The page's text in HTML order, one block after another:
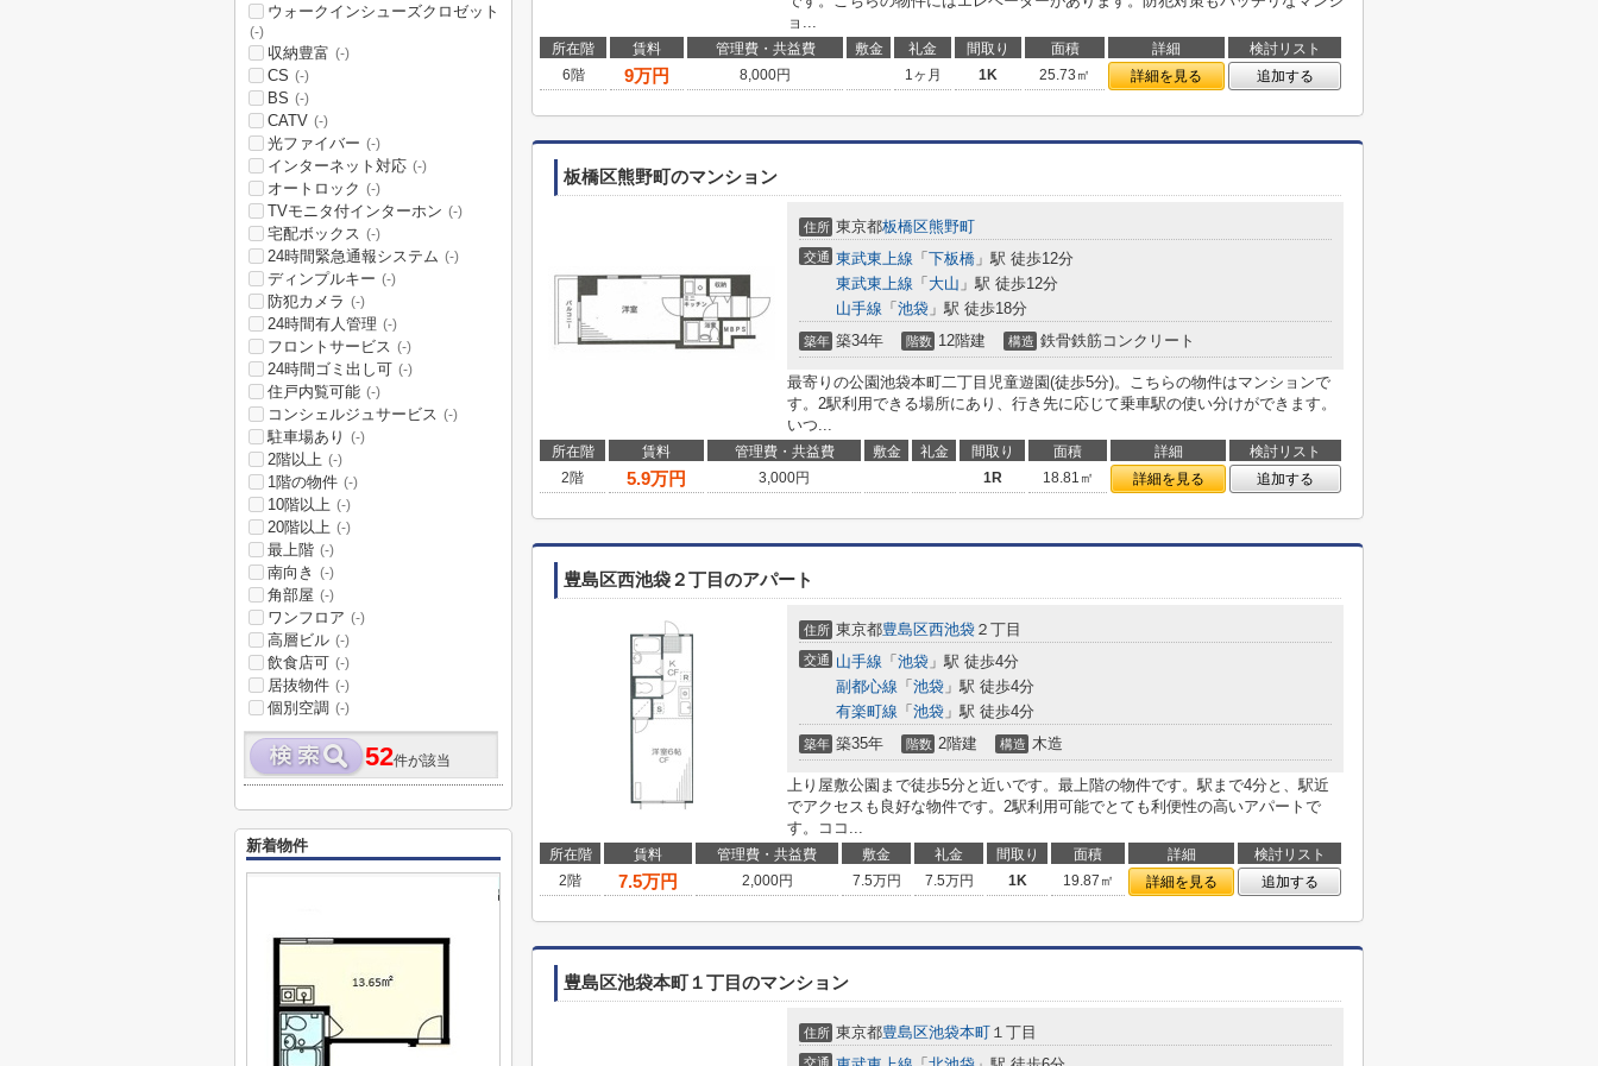
ョ...
所在階 賃料 管理費・共益費 敷金 礼金 間取り 面積 詳細
検討リスト
6階
9万円 8,000円 1ヶ月 1K 25.73㎡ 詳細を見る 追加する
板橋区熊野町のマンション
住所 東京都板橋区熊野町
交通 東武東上線 「 下板橋 」駅 徒歩12分
東武東上線 「 大山 」駅 徒歩12分
山手線 「 池袋 」駅 徒歩18分
築年 築34年 階数 12階建 構造 鉄骨鉄筋コンクリート
最寄りの公園池袋本町二丁目児童遊園(徒歩5分)。こちらの物件はマンションで
す。2駅利用できる場所にあり、行き先に応じて乗車駅の使い分けができます。
いつ...
所在階 賃料 管理費・共益費 敷金 礼金 間取り 面積 詳細
検討リスト
2階
5.9万円 3,000円 1R 18.81㎡ 詳細を見る 追加する
豊島区西池袋２丁目のアパート
住所 東京都豊島区西池袋 ２丁目
交通 山手線 「 池袋 」駅 徒歩4分
副都心線 「 池袋 」駅 徒歩4分
有楽町線 「 池袋 」駅 徒歩4分
築年 築35年 階数 2階建 構造 木造
上り屋敷公園まで徒歩5分と近いです。最上階の物件です。駅まで4分と、駅近
でアクセスも良好な物件です。2駅利用可能でとても利便性の高いアパートで
す。ココ...
所在階 賃料 管理費・共益費 敷金 礼金 間取り 面積 詳細
検討リスト
2階
7.5万円 2,000円 7.5万円 7.5万円 1K 19.87㎡ 詳細を見る 追加する
豊島区池袋本町１丁目のマンション
住所 東京都豊島区池袋本町 １丁目
交通
ウォークインシューズクロゼット
(-)
収納豊富 (-)
CS (-)
BS (-)
CATV (-)
光ファイバー (-)
インターネット対応 (-)
オートロック (-)
TVモニタ付インターホン (-)
宅配ボックス (-)
24時間緊急通報システム (-)
ディンプルキー (-)
防犯カメラ (-)
24時間有人管理 (-)
フロントサービス (-)
24時間ゴミ出し可 (-)
住戸内覧可能 (-)
コンシェルジュサービス (-)
駐車場あり (-)
2階以上 (-)
1階の物件 (-)
10階以上 (-)
20階以上 (-)
最上階 (-)
南向き (-)
角部屋 (-)
ワンフロア (-)
高層ビル (-)
飲食店可 (-)
居抜物件 (-)
個別空調 (-)
52件が該当
新着物件